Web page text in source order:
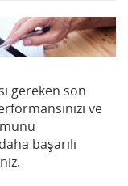
gereken son
ve
başarılı